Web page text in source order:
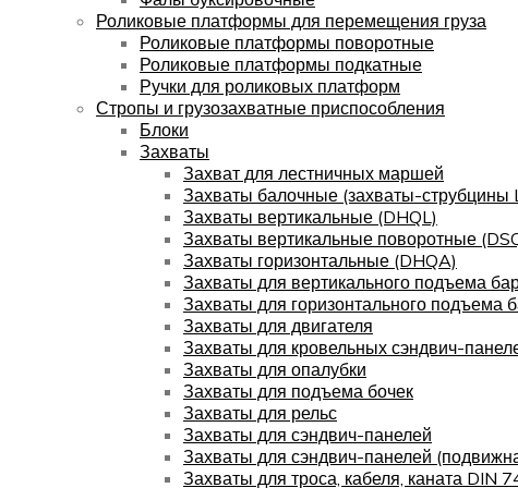
Роликовые платформы для перемещения груза
Роликовые платформы поворотные
Роликовые платформы подкатные
Ручки для роликовых платформ
Стропы и грузозахватные приспособления
Блоки
Захваты
Захват для лестничных маршей
Захваты балочные (захваты-струбцины
Захваты вертикальные (DHQL)
Захваты вертикальные поворотные
Захваты горизонтальные (DHQA)
Захваты для вертикального подъема
Захваты для горизонтального подъема
Захваты для двигателя
Захваты для кровельных сэндвич-
Захваты для опалубки
Захваты для подъема бочек
Захваты для рельс
Захваты для сэндвич-панелей
Захваты для сэндвич-панелей
Захваты для троса, кабеля, каната DIN